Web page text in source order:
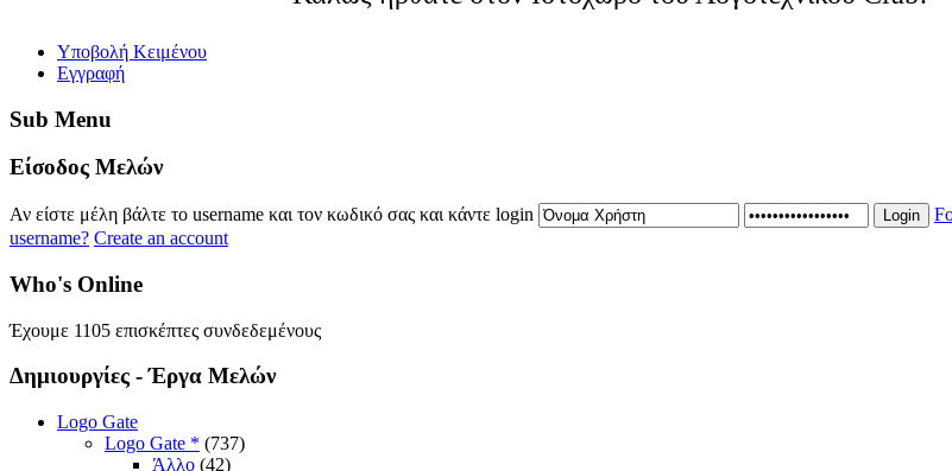
Yποβολή Κειμένου
Εγγραφή
Sub Menu
Eίσοδος Μελών
Αν είστε μέλη βάλτε το username και τον κωδικό σας και κάντε login Login
username? Create an account
Who's Online
Έχουμε 1105 επισκέπτες συνδεδεμένους
Δημιουργίες - Έργα Μελών
Logo Gate
Logo Gate * (737)
Άλλο (42)